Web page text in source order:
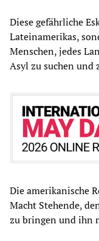
Diese gefährliche
Lateinamerikas,
Menschen, jedes
Asyl zu suchen und
Die amerikanische
Macht Stehende,
zu bringen und ihn